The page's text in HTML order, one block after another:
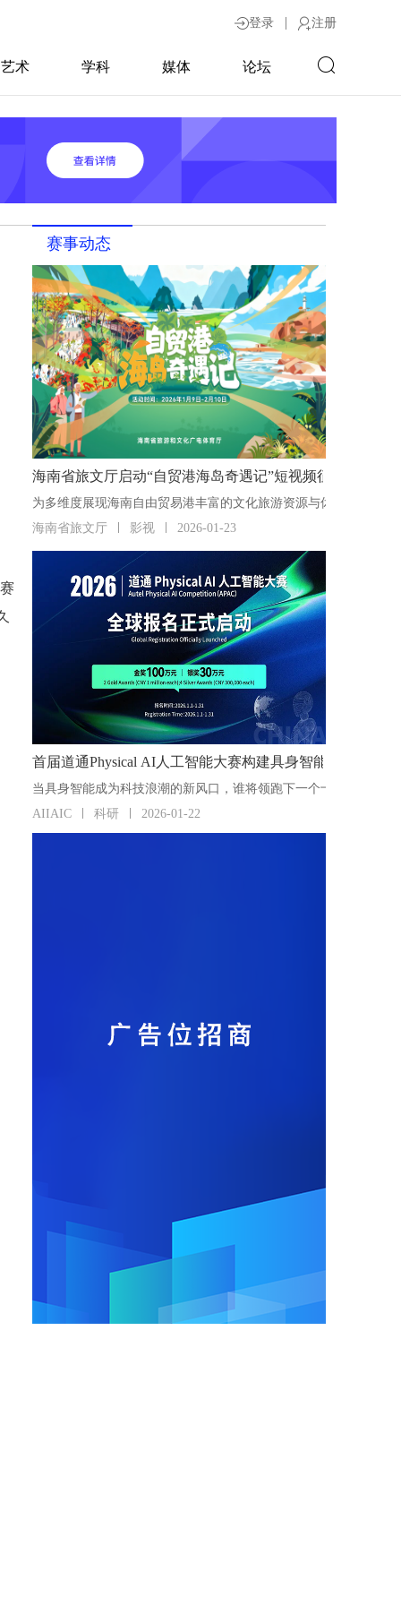
登录 | 注册
艺术 学科 媒体 论坛
赛事动态
海南省旅文厅启动“自贸港海岛奇遇记”短视频征集活动
海南省旅文厅 影视 2026-01-23
首届道通Physical AI人工智能大赛构建具身智能“人才朋友
AIIAIC 科研 2026-01-22